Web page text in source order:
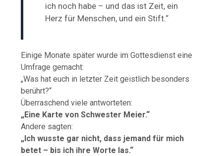
ich noch habe – und das ist Zeit, ein
Herz für Menschen, und ein Stift.“
Einige Monate später wurde im Gottesdienst eine
Umfrage gemacht:
„Was hat euch in letzter Zeit geistlich besonders
berührt?“
Überraschend viele antworteten:
„Eine Karte von Schwester Meier.“
Andere sagten:
„Ich wusste gar nicht, dass jemand für mich
betet – bis ich ihre Worte las.“